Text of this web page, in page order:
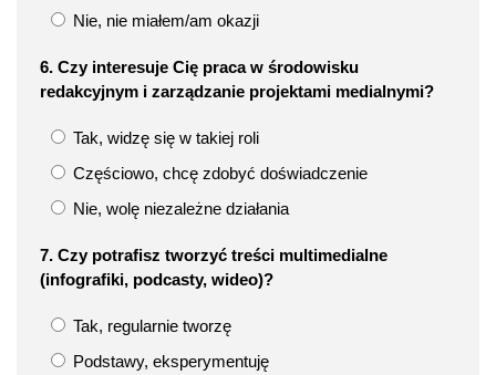
Nie, nie miałem/am okazji
6. Czy interesuje Cię praca w środowisku
redakcyjnym i zarządzanie projektami medialnymi?
Tak, widzę się w takiej roli
Częściowo, chcę zdobyć doświadczenie
Nie, wolę niezależne działania
7. Czy potrafisz tworzyć treści multimedialne
(infografiki, podcasty, wideo)?
Tak, regularnie tworzę
Podstawy, eksperymentuję